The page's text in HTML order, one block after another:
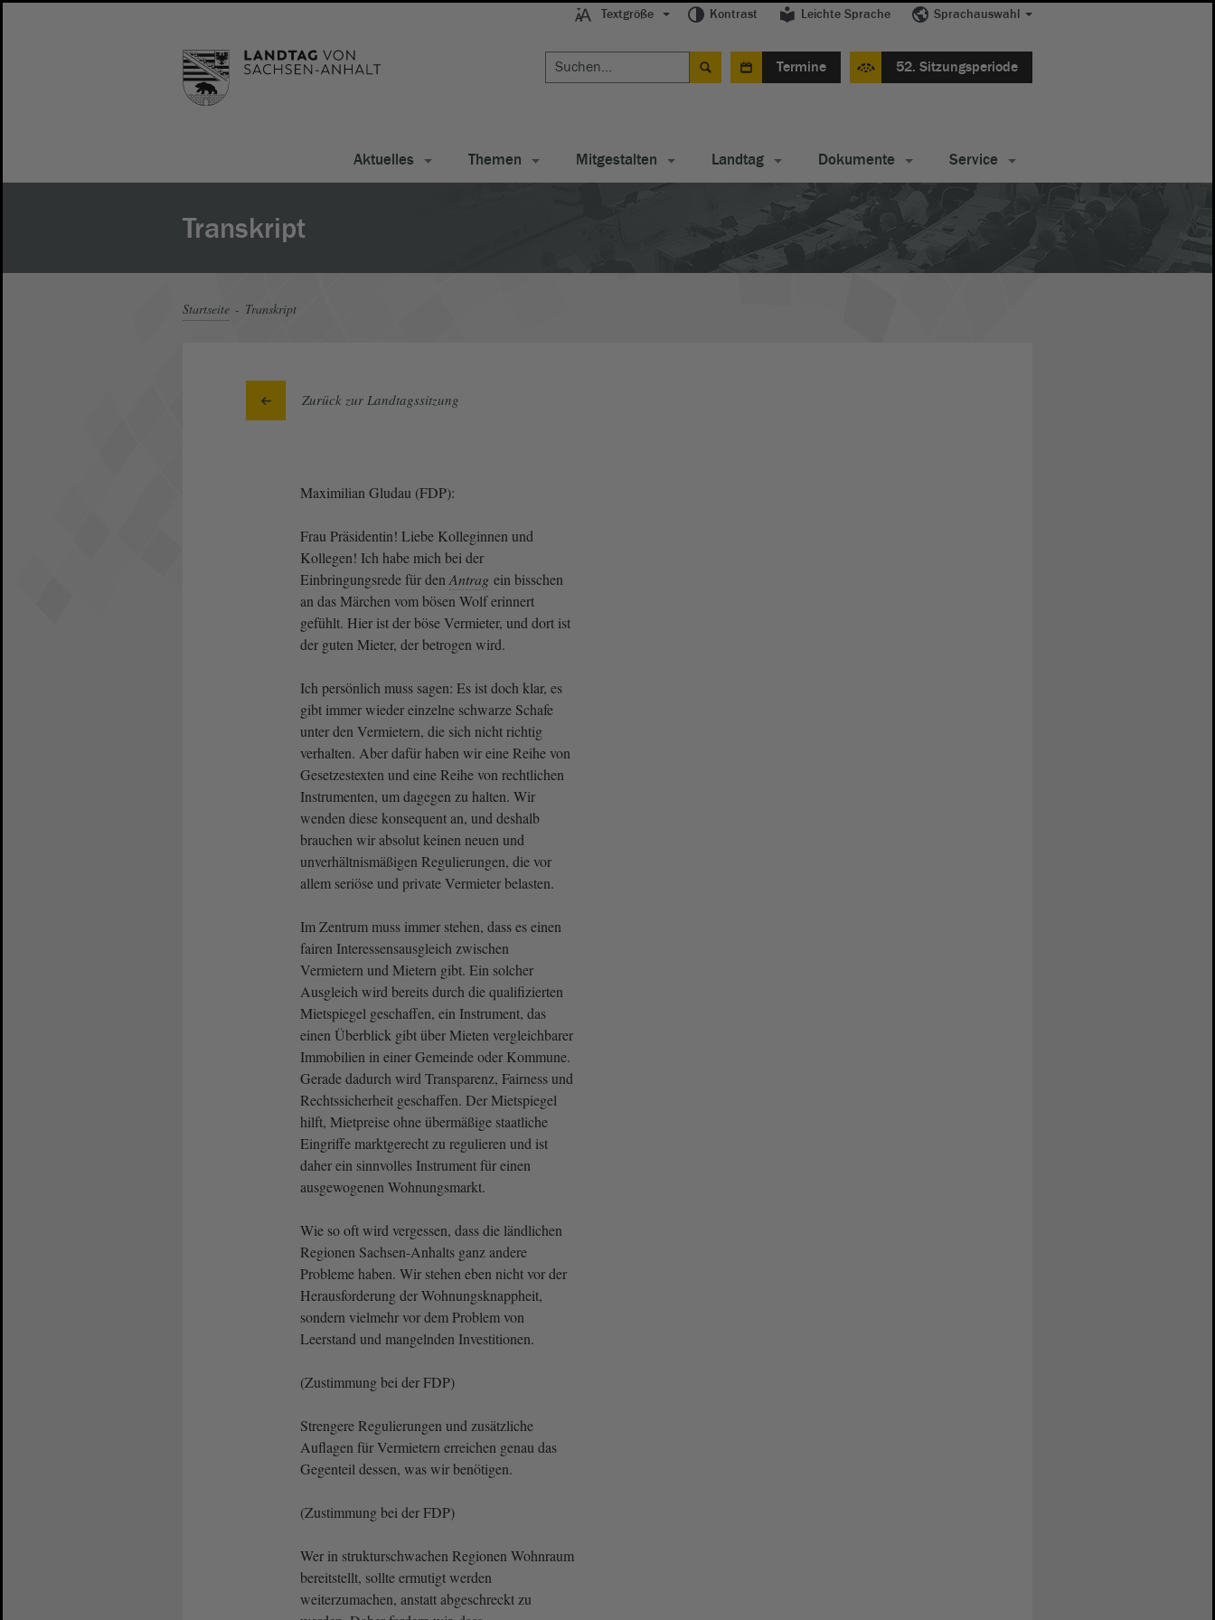
Textgröße Kontrast Leichte Sprache Sprachauswahl
Termine 52. Sitzungsperiode
Aktuelles Themen Mitgestalten Landtag Dokumente Service
Transkript
Startseite Transkript
Zurück zur Landtagssitzung
Maximilian Gludau (FDP):
Frau Präsidentin! Liebe Kolleginnen und
Kollegen! Ich habe mich bei der
Einbringungsrede für den Antrag ein bisschen
an das Märchen vom bösen Wolf erinnert
gefühlt. Hier ist der böse Vermieter, und dort ist
der guten Mieter, der betrogen wird.
Ich persönlich muss sagen: Es ist doch klar, es
gibt immer wieder einzelne schwarze Schafe
unter den Vermietern, die sich nicht richtig
verhalten. Aber dafür haben wir eine Reihe von
Gesetzestexten und eine Reihe von rechtlichen
Instrumenten, um dagegen zu halten. Wir
wenden diese konsequent an, und deshalb
brauchen wir absolut keinen neuen und
unverhältnismäßigen Regulierungen, die vor
allem seriöse und private Vermieter belasten.
Im Zentrum muss immer stehen, dass es einen
fairen Interessensausgleich zwischen
Vermietern und Mietern gibt. Ein solcher
Ausgleich wird bereits durch die qualifizierten
Mietspiegel geschaffen, ein Instrument, das
einen Überblick gibt über Mieten vergleichbarer
Immobilien in einer Gemeinde oder Kommune.
Gerade dadurch wird Transparenz, Fairness und
Rechtssicherheit geschaffen. Der Mietspiegel
hilft, Mietpreise ohne übermäßige staatliche
Eingriffe marktgerecht zu regulieren und ist
daher ein sinnvolles Instrument für einen
ausgewogenen Wohnungsmarkt.
Wie so oft wird vergessen, dass die ländlichen
Regionen Sachsen-Anhalts ganz andere
Probleme haben. Wir stehen eben nicht vor der
Herausforderung der Wohnungsknappheit,
sondern vielmehr vor dem Problem von
Leerstand und mangelnden Investitionen.
(Zustimmung bei der FDP)
Strengere Regulierungen und zusätzliche
Auflagen für Vermietern erreichen genau das
Gegenteil dessen, was wir benötigen.
(Zustimmung bei der FDP)
Wer in strukturschwachen Regionen Wohnraum
bereitstellt, sollte ermutigt werden
weiterzumachen, anstatt abgeschreckt zu